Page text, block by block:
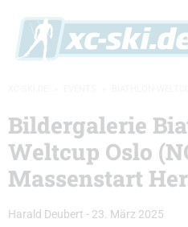
Bildergalerie
Weltcup Oslo
Massenstart
Harald Deubert - 23. März 2025